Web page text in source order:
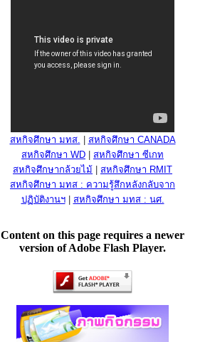
สหกิจศึกษา มทส.
สหกิจศึกษา CANADA
สหกิจศึกษา WD
สหกิจศึกษา ซีเกท
สหกิจศึกษากล้วยไม้
สหกิจศึกษา RMIT
สหกิจศึกษา มทส : ความรู้สึกหลังกลับจาก
ปฏิบัติงานฯ| สหกิจศึกษา มทส : นศ.
Content on this page requires a newer
version of Adobe Flash Player.